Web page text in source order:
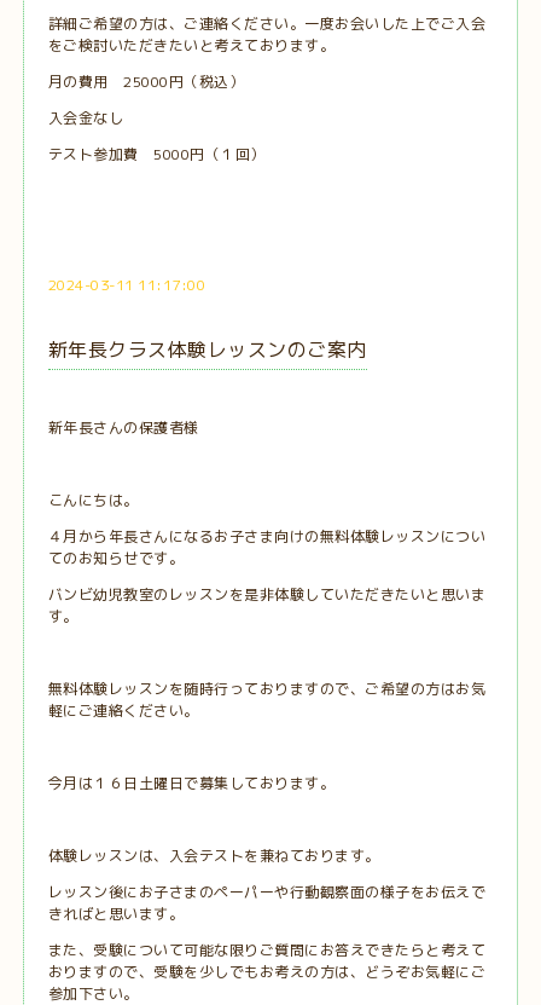
詳細ご希望の方は、ご連絡ください。一度お会いした上でご入会
をご検討いただきたいと考えております。
月の費用 25000円（税込）
入会金なし
テスト参加費 5000円（１回）
2024-03-11 11:17:00
新年長クラス体験レッスンのご案内
新年長さんの保護者様
こんにちは。
４月から年長さんになるお子さま向けの無料体験レッスンについ
てのお知らせです。
バンビ幼児教室のレッスンを是非体験していただきたいと思いま
す。
無料体験レッスンを随時行っておりますので、ご希望の方はお気
軽にご連絡ください。
今月は１６日土曜日で募集しております。
体験レッスンは、入会テストを兼ねております。
レッスン後にお子さまのペーパーや行動観察面の様子をお伝えで
きればと思います。
また、受験について可能な限りご質問にお答えできたらと考えて
おりますので、受験を少しでもお考えの方は、どうぞお気軽にご
参加下さい。